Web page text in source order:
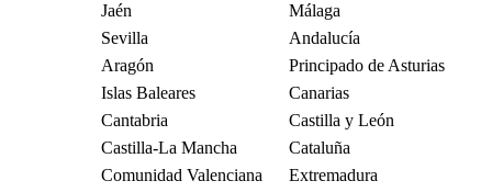
Jaén
Málaga
Sevilla
Andalucía
Aragón
Principado de Asturias
Islas Baleares
Canarias
Cantabria
Castilla y León
Castilla-La Mancha
Cataluña
Comunidad Valenciana
Extremadura